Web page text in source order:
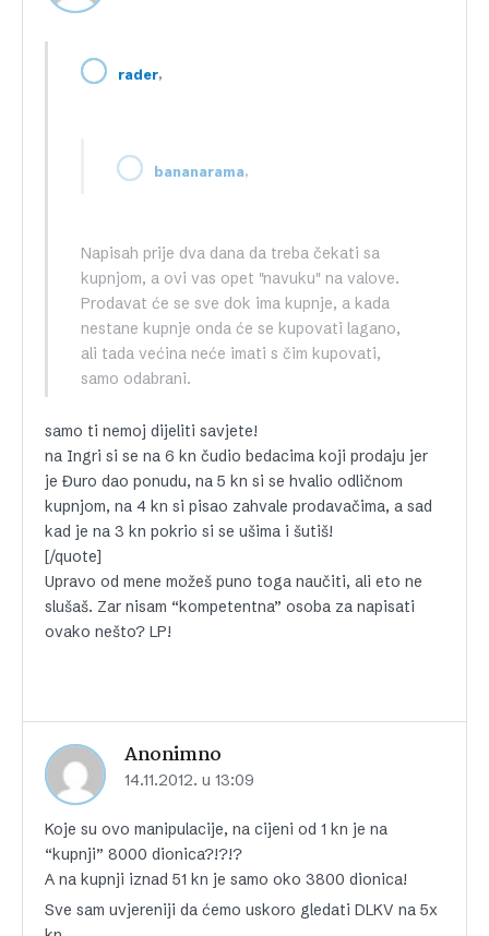
rader,
bananarama,
Napisah prije dva dana da treba čekati sa
kupnjom, a ovi vas opet "navuku" na valove.
Prodavat će se sve dok ima kupnje, a kada
nestane kupnje onda će se kupovati lagano,
ali tada većina neće imati s čim kupovati,
samo odabrani.
samo ti nemoj dijeliti savjete!
na Ingri si se na 6 kn čudio bedacima koji prodaju jer
je Đuro dao ponudu, na 5 kn si se hvalio odličnom
kupnjom, na 4 kn si pisao zahvale prodavačima, a sad
kad je na 3 kn pokrio si se ušima i šutiš!
[/quote]
Upravo od mene možeš puno toga naučiti, ali eto ne
slušaš. Zar nisam “kompetentna” osoba za napisati
ovako nešto? LP!
Anonimno
14.11.2012. u 13:09
Koje su ovo manipulacije, na cijeni od 1 kn je na
“kupnji” 8000 dionica?!?!?
A na kupnji iznad 51 kn je samo oko 3800 dionica!
Sve sam uvjereniji da ćemo uskoro gledati DLKV na 5x